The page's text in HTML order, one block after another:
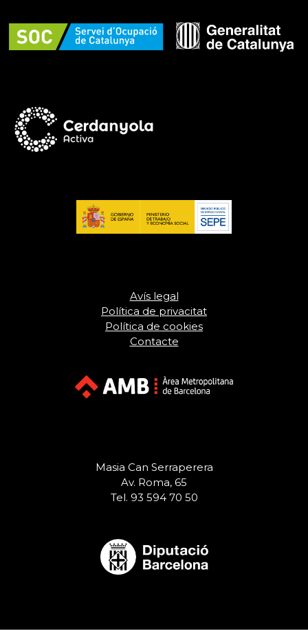
Avís legal
Política de privacitat
Política de cookies
Contacte
Masia Can Serraperera
Av. Roma, 65
Tel. 93 594 70 50